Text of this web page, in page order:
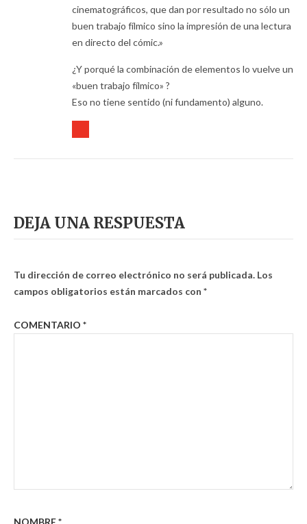
cinematográficos, que dan por resultado no sólo un
buen trabajo fílmico sino la impresión de una lectura
en directo del cómic.»
¿Y porqué la combinación de elementos lo vuelve un
«buen trabajo fílmico» ?
Eso no tiene sentido (ni fundamento) alguno.
DEJA UNA RESPUESTA
Tu dirección de correo electrónico no será publicada. Los
campos obligatorios están marcados con *
COMENTARIO *